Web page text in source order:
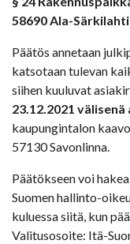
58690 Ala-Särkilahti
Päätös annetaan
katsotaan tulevan
siihen kuuluvat
23.12.2021
kaupungintalon
57130 Savonlinna.
Päätökseen voi
Suomen hallinto-
kuluessa siitä, kun
Valitusosoite: Itä-